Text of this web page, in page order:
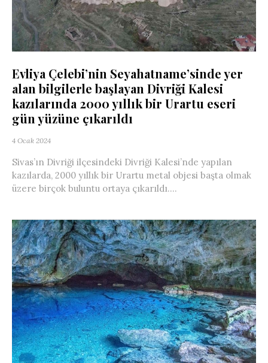
Evliya Çelebi’nin Seyahatname’sinde yer
alan bilgilerle başlayan Divriği Kalesi
kazılarında 2000 yıllık bir Urartu eseri
gün yüzüne çıkarıldı
4 Ocak 2024
Sivas’ın Divriği ilçesindeki Divriği Kalesi’nde yapılan
kazılarda, 2000 yıllık bir Urartu metal objesi başta olmak
üzere birçok buluntu ortaya çıkarıldı....